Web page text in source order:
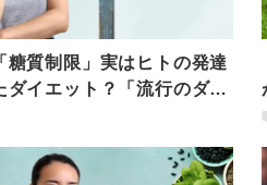
糖質制限」実はヒトの発達
ダイエット？「流行のダイ
穴